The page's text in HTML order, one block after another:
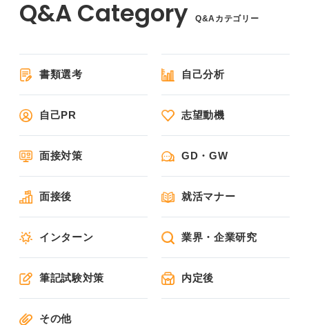
Q&Aカテゴリー
書類選考 自己分析
自己PR 志望動機
面接対策 GD・GW
面接後 就活マナー
インターン 業界・企業研究
筆記試験対策 内定後
その他